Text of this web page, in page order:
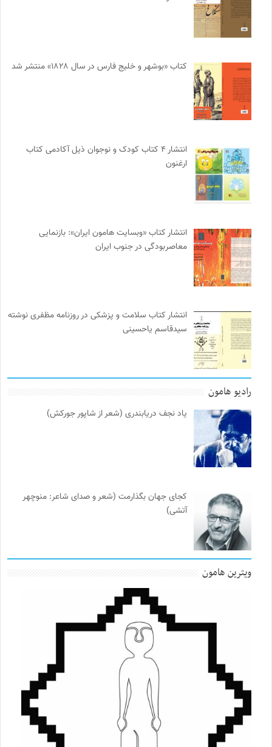
کتاب «بوشهر و خلیج فارس در سال ۱۸۲۸» منتشر شد
انتشار ۴ کتاب کودک و نوجوان ذیل آکادمی کتاب
ارغنون
انتشار کتاب «وبسایت هامون ایران»: بازنمایی
معاصربودگی در جنوب ایران
انتشار کتاب سلامت و پزشکی در روزنامه مظفری نوشته
سیدقاسم یاحسینی
رادیو هامون
یاد نجف دریابندری (شعر از شاپور جورکش)
کجای جهان بگذارمت (شعر و صدای شاعر: منوچهر
آتشی)
ویترین هامون